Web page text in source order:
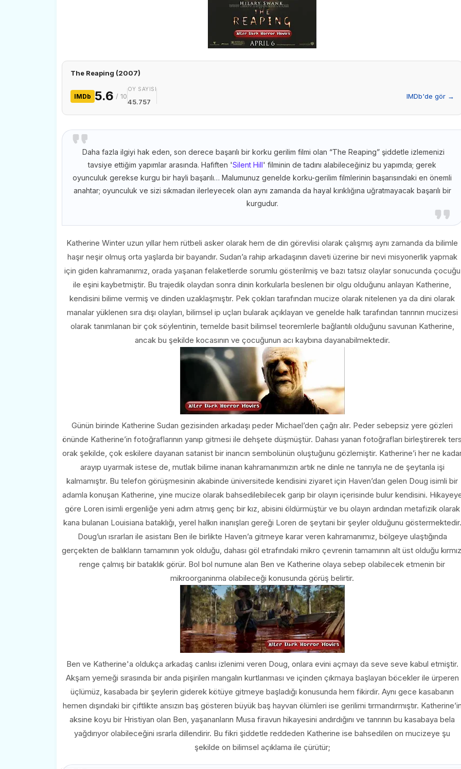
The Reaping (2007)
IMDb 5.6 / 10
OY SAYISI
45.757
IMDb'de gör →
Daha fazla ilgiyi hak eden, son derece başarılı bir korku gerilim filmi olan “The Reaping” şiddetle izlemenizi
tavsiye ettiğim yapımlar arasında. Hafiften 'Silent Hill' filminin de tadını alabileceğiniz bu yapımda; gerek
oyunculuk gerekse kurgu bir hayli başarılı… Malumunuz genelde korku-gerilim filmlerinin başarısındaki en önemli
anahtar; oyunculuk ve sizi sıkmadan ilerleyecek olan aynı zamanda da hayal kırıklığına uğratmayacak başarılı bir
kurgudur.
Katherine Winter uzun yıllar hem rütbeli asker olarak hem de din görevlisi olarak çalışmış aynı zamanda da bilimle
haşır neşir olmuş orta yaşlarda bir bayandır. Sudan’a rahip arkadaşının daveti üzerine bir nevi misyonerlik yapmak
için giden kahramanımız, orada yaşanan felaketlerde sorumlu gösterilmiş ve bazı tatsız olaylar sonucunda çocuğu
ile eşini kaybetmiştir. Bu trajedik olaydan sonra dinin korkularla beslenen bir olgu olduğunu anlayan Katherine,
kendisini bilime vermiş ve dinden uzaklaşmıştır. Pek çokları tarafından mucize olarak nitelenen ya da dini olarak
manalar yüklenen sıra dışı olayları, bilimsel ip uçları bularak açıklayan ve genelde halk tarafından tanrının mucizesi
olarak tanımlanan bir çok söylentinin, temelde basit bilimsel teoremlerle bağlantılı olduğunu savunan Katherine,
ancak bu şekilde kocasının ve çocuğunun acı kaybına dayanabilmektedir.
Günün birinde Katherine Sudan gezisinden arkadaşı peder Michael’den çağrı alır. Peder sebepsiz yere gözleri
önünde Katherine’in fotoğraflarının yanıp gitmesi ile dehşete düşmüştür. Dahası yanan fotoğrafları birleştirerek
orak şekilde, çok eskilere dayanan satanist bir inancın sembolünün oluştuğunu gözlemiştir. Katherine’i her ne
arayıp uyarmak istese de, mutlak bilime inanan kahramanımızın artık ne dinle ne tanrıyla ne de şeytanla işi
kalmamıştır. Bu telefon görüşmesinin akabinde üniversitede kendisini ziyaret için Haven’dan gelen Doug isimli bir
adamla konuşan Katherine, yine mucize olarak bahsedilebilecek garip bir olayın içerisinde bulur kendisini.
göre Loren isimli ergenliğe yeni adım atmış genç bir kız, abisini öldürmüştür ve bu olayın ardından metafizik olarak
kana bulanan Louisiana bataklığı, yerel halkın inanışları gereği Loren de şeytani bir şeyler olduğunu göstermektedir.
Doug’un ısrarları ile asistanı Ben ile birlikte Haven’a gitmeye karar veren kahramanımız, bölgeye ulaştığında
gerçekten de balıkların tamamının yok olduğu, dahası göl etrafındaki mikro çevrenin tamamının alt üst olduğu
renge çalmış bir bataklık görür. Bol bol numune alan Ben ve Katherine olaya sebep olabilecek etmenin bir
mikroorganinma olabileceği konusunda görüş belirtir.
Ben ve Katherine'a oldukça arkadaş canlısı izlenimi veren Doug, onlara evini açmayı da seve seve kabul etmiştir.
Akşam yemeği sırasında bir anda pişirilen mangalın kurtlanması ve içinden çıkmaya başlayan böcekler ile ürperen
üçlümüz, kasabada bir şeylerin giderek kötüye gitmeye başladığı konusunda hem fikirdir. Aynı gece kasabanın
hemen dışındaki bir çiftlikte ansızın baş gösteren büyük baş hayvan ölümleri ise gerilimi tırmandırmıştır.
aksine koyu bir Hristiyan olan Ben, yaşananların Musa firavun hikayesini andırdığını ve tanrının bu kasabaya bela
yağdırıyor olabileceğini ısrarla dillendirir. Bu fikri şiddetle reddeden Katherine ise bahsedilen on mucizeye şu
şekilde on bilimsel açıklama ile çürütür;